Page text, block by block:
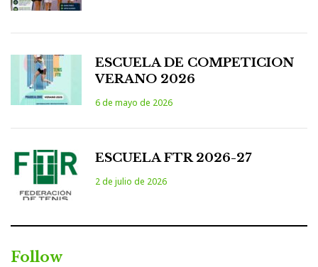
ESCUELA DE COMPETICION
VERANO 2026
6 de mayo de 2026
ESCUELA FTR 2026-27
2 de julio de 2026
Follow